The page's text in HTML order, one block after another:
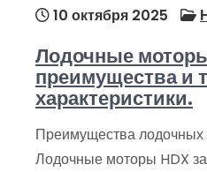
10 октября 2025
Лодочные
преимущества и
характеристики.
Преимущества лодочных
Лодочные моторы HDX